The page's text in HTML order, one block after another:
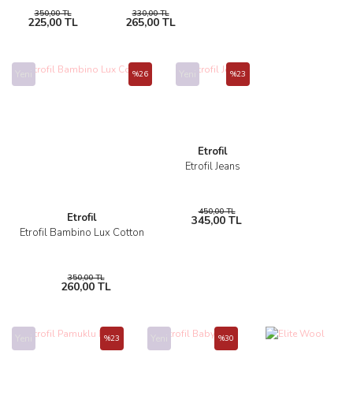
350,00 TL
225,00 TL
330,00 TL
265,00 TL
Etrofil
Etrofil Bambino Lux Cotton
%26
350,00 TL
260,00 TL
Etrofil
Etrofil Jeans
%23
450,00 TL
345,00 TL
%23 %30